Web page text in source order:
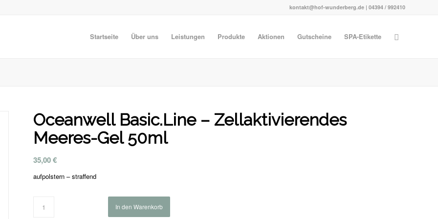
kontakt@hof-wunderberg.de | 04394 / 992410
Startseite Über uns Leistungen Produkte Aktionen Gutscheine SPA-Etikette
Oceanwell Basic.Line – Zellaktivierendes
Meeres-Gel 50ml
35,00€
aufpolstern – straffend
In den Warenkorb